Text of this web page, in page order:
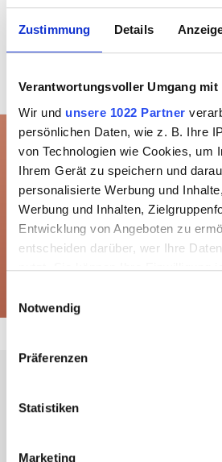
Zustimmung Details
Verantwortungsvoller Umgang mit
Wir und unsere 1022 Partner
persönlichen Daten, wie z. B. Ihre
von Technologien wie Cookies, um
Ihrem Gerät zu speichern und
personalisierte Werbung und
Werbung und Inhalten,
Entwicklung von Angeboten zu
entscheiden darüber, wer Ihre
nutzt. Sie können Ihre Einwilligung
Trigger Symbol ändern oder
Informationen über Ihre
können
bestimmten Merkmalen
Notwendig
Präferenzen
Statistiken
Marketing
Everything in stock
4,000sqm storage space
More than 40 years
Updates to the product catalogue, trade